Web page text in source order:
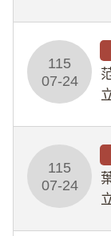
115
07-24
115
07-24